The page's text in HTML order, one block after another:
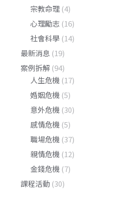
宗教命理 (4)
心理勵志 (16)
社會科學 (14)
最新消息 (19)
案例拆解 (94)
人生危機 (17)
婚姻危機 (5)
意外危機 (30)
感情危機 (5)
職場危機 (37)
親情危機 (12)
金錢危機 (7)
課程活動 (30)